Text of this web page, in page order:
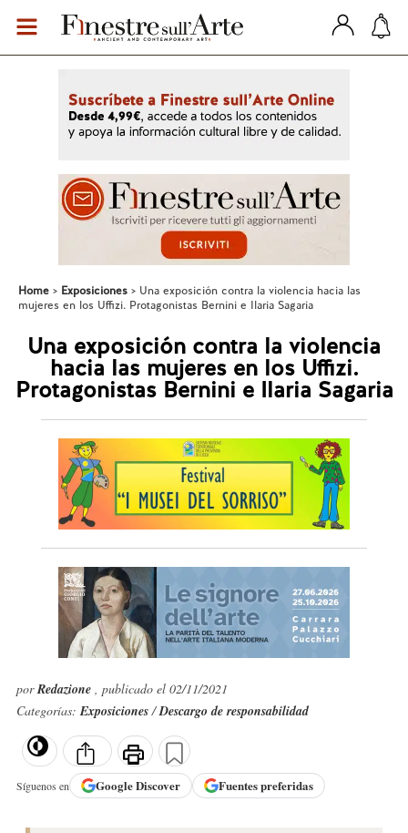
Home Exposiciones
Una exposición contra la violencia hacia las
mujeres en los Uffizi. Protagonistas Bernini e Ilaria Sagaria
Una exposición contra la violencia
hacia las mujeres en los Uffizi.
Protagonistas Bernini e Ilaria Sagaria
porRedazione , publicado el 02/11/2021
Categorías:Exposiciones/Descargo de responsabilidad
Síguenos en GoogleDiscover Fuentes preferidas